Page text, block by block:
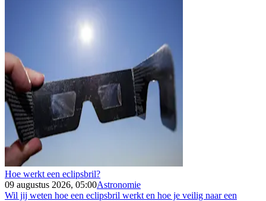
Hoe werkt een eclipsbril?
09 augustus 2026, 05:00Astronomie
Wil jij weten hoe een eclipsbril werkt en hoe je veilig naar een